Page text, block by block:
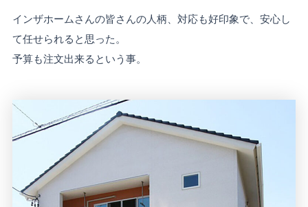
インザホームさんの皆さんの人柄、対応も好印象で、安心し
て任せられると思った。
予算も注文出来るという事。